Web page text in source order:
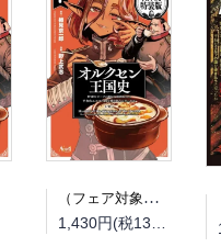
（フェア対象商品）【予約】【特典付き】オルクセン王国史~野蛮なオークの国は、如何にして平和なエルフの国を焼き払うに至ったか~ 7 小冊子付き特装版（08/25頃発送予定）